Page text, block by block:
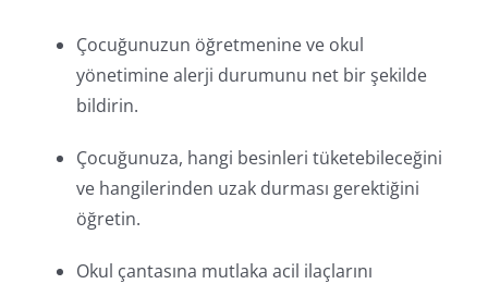
Çocuğunuzun öğretmenine ve okul
yönetimine alerji durumunu net bir şekilde
bildirin.
Çocuğunuza, hangi besinleri tüketebileceğini
ve hangilerinden uzak durması gerektiğini
öğretin.
Okul çantasına mutlaka acil ilaçlarını